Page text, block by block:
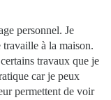
personnel. Je
à la maison.
travaux que je
car je peux
permettent de voir